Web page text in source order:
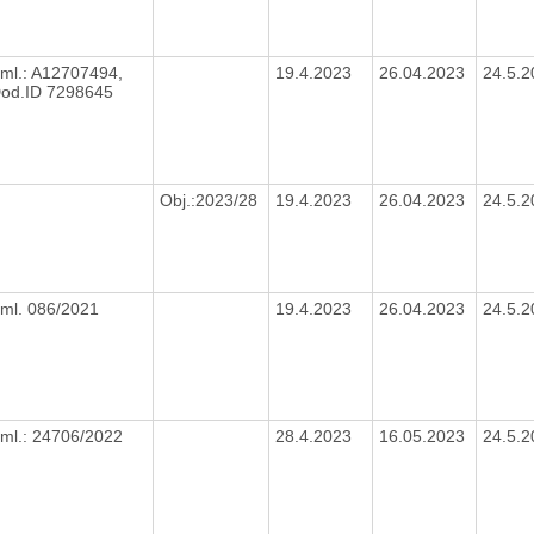
A12707494,
7298645
19.4.2023 26.04.2023
Obj.:2023/28 19.4.2023 26.04.2023
086/2021 19.4.2023 26.04.2023
24706/2022 28.4.2023 16.05.2023